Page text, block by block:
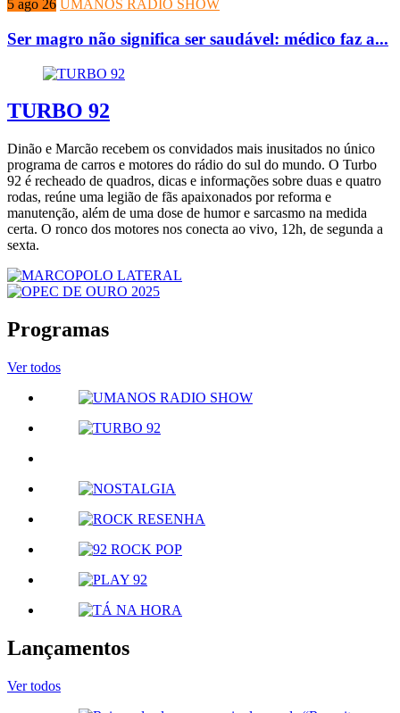
5 ago 26 UMANOS RADIO SHOW
Ser magro não significa ser saudável: médico faz a...
TURBO 92
Dinão e Marcão recebem os convidados mais inusitados no único
programa de carros e motores do rádio do sul do mundo. O Turbo
92 é recheado de quadros, dicas e informações sobre duas e quatro
rodas, reúne uma legião de fãs apaixonados por reforma e
manutenção, além de uma dose de humor e sarcasmo na medida
certa. O ronco dos motores nos conecta ao vivo, 12h, de segunda a
sexta.
Programas
Ver todos
Lançamentos
Ver todos